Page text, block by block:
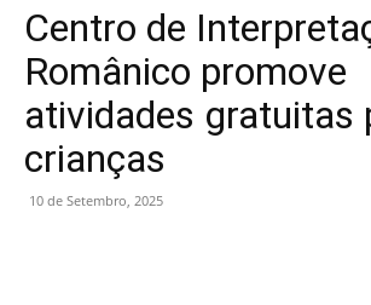
Centro de
Românico promove
atividades gratuitas
crianças
10 de Setembro, 2025